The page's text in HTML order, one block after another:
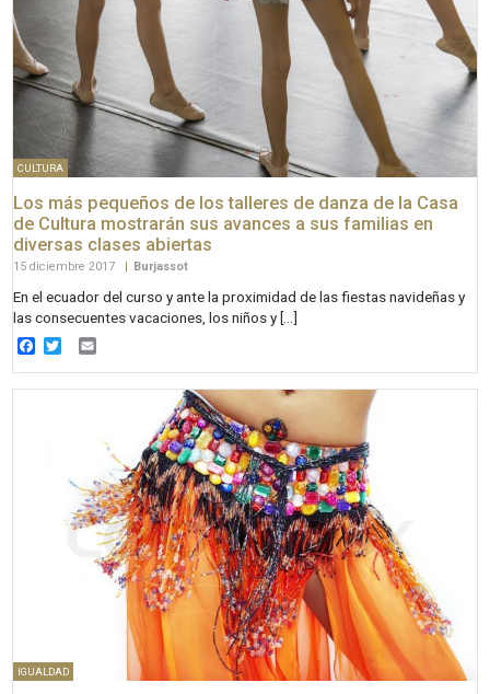
CULTURA
Los más pequeños de los talleres de danza de la Casa
de Cultura mostrarán sus avances a sus familias en
diversas clases abiertas
15 diciembre 2017 | Burjassot
En el ecuador del curso y ante la proximidad de las fiestas navideñas y
las consecuentes vacaciones, los niños y […]
Facebook
Twitter
IGUALDAD